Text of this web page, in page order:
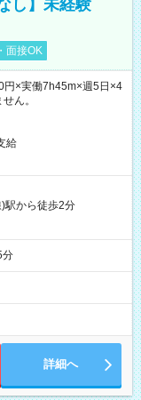
し】未経験
面接OK
×実働7h45m×週5日×4
ん。
給
駅から徒歩2分
分
詳細へ